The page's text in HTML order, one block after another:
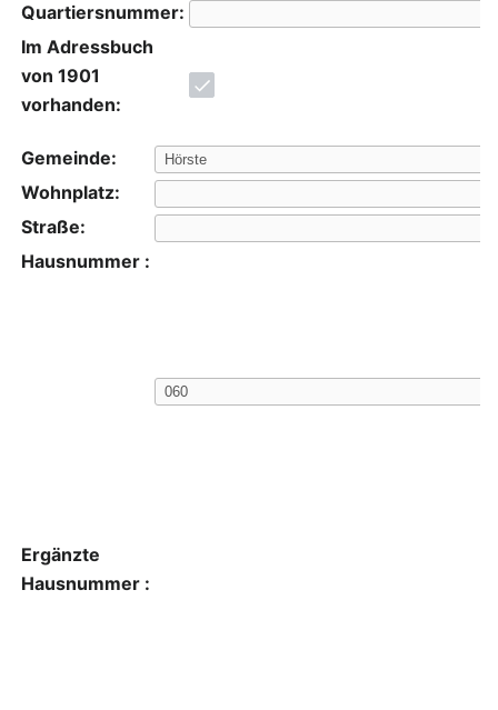
Quartiersnummer:
Im Adressbuch
von 1901
vorhanden:
Gemeinde:
Wohnplatz:
Straße:
Hausnummer :
Ergänzte
Hausnummer :